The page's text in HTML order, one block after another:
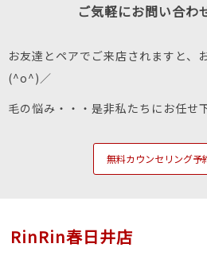
ご気軽にお問い合
お友達とペアでご来店されますと、
(^o^)／
毛の悩み・・・是非私たちにお任せ
無料カウンセリング予
RinRin春日井店